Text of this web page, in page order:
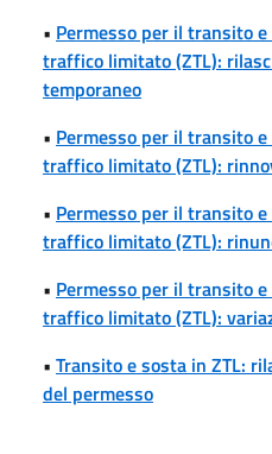
• Permesso per il transito
traffico limitato (ZTL):
temporaneo
• Permesso per il transito
traffico limitato (ZTL):
• Permesso per il transito
traffico limitato (ZTL):
• Permesso per il transito
traffico limitato (ZTL):
• Transito e sosta in ZTL:
del permesso